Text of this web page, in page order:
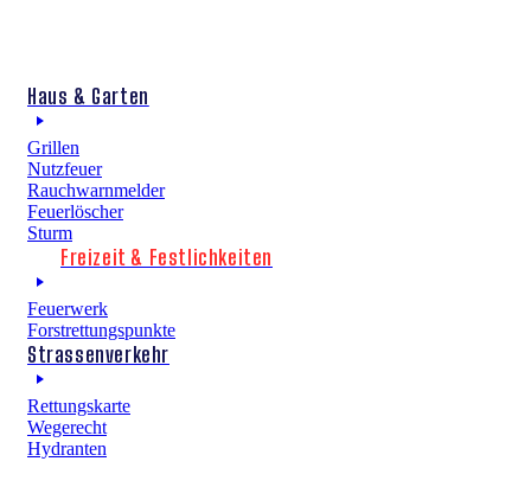
Haus & Garten
Grillen
Nutzfeuer
Rauchwarnmelder
Feuerlöscher
Sturm
Freizeit & Festlichkeiten
Feuerwerk
Forstrettungspunkte
Strassenverkehr
Rettungskarte
Wegerecht
Hydranten